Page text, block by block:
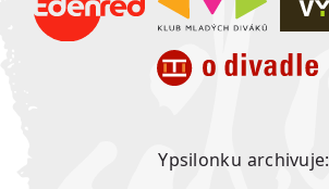
Ypsilonku archivuje: